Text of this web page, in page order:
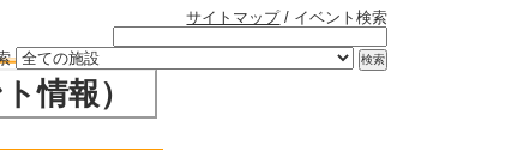
サイトマップ/ イベント検索
情報）